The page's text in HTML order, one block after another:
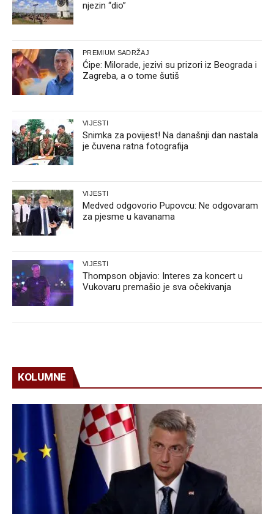
njezin “dio”
PREMIUM SADRŽAJ
Ćipe: Milorade, jezivi su prizori iz Beograda i
Zagreba, a o tome šutiš
VIJESTI
Snimka za povijest! Na današnji dan nastala
je čuvena ratna fotografija
VIJESTI
Medved odgovorio Pupovcu: Ne odgovaram
za pjesme u kavanama
VIJESTI
Thompson objavio: Interes za koncert u
Vukovaru premašio je sva očekivanja
KOLUMNE